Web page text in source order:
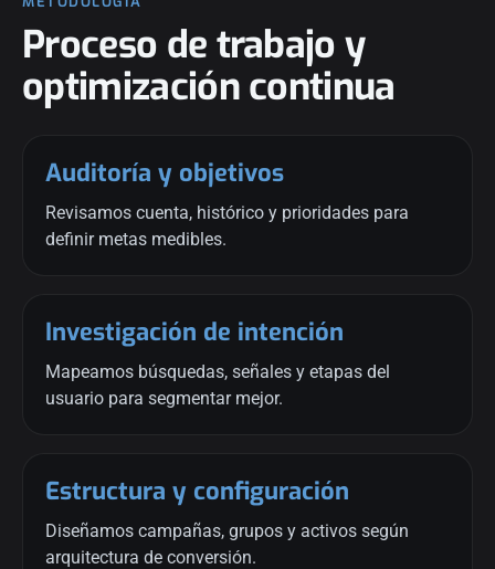
Proceso de trabajo y
optimización continua
Auditoría y objetivos
Revisamos cuenta, histórico y prioridades para
definir metas medibles.
Investigación de intención
Mapeamos búsquedas, señales y etapas del
usuario para segmentar mejor.
Estructura y configuración
Diseñamos campañas, grupos y activos según
arquitectura de conversión.